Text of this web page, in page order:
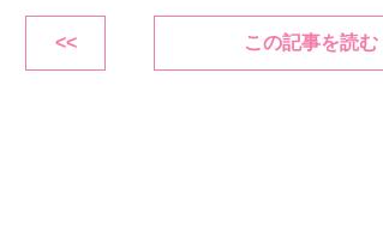
<< この記事を読む